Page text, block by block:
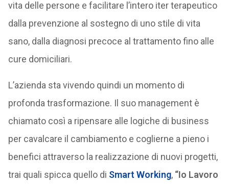
vita delle persone e facilitare l’intero iter terapeutico
dalla prevenzione al sostegno di uno stile di vita
sano, dalla diagnosi precoce al trattamento fino alle
cure domiciliari.
L’azienda sta vivendo quindi un momento di
profonda trasformazione. Il suo management è
chiamato così a ripensare alle logiche di business
per cavalcare il cambiamento e coglierne a pieno i
benefici attraverso la realizzazione di nuovi progetti,
trai quali spicca quello di Smart Working, “Io Lavoro